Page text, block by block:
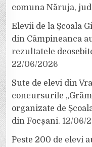
comuna Năruja,
Elevii de la Școala
din Câmpineanca
rezultatele
22/06/2026
Sute de elevi din
concursurile
organizate de
din Focșani. 12/06/
Peste 200 de elevi